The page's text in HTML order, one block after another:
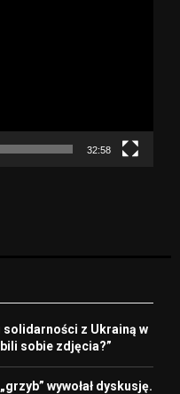
32:58
solidarności z Ukrainą w
sobie zdjęcia?”
wywołał dyskusję.